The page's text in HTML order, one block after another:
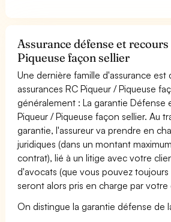
Assurance défense et
Piqueuse façon sellier
Une dernière famille d'assurance est
assurances RC Piqueur / Piqueuse
généralement : La garantie Défense
Piqueur / Piqueuse façon sellier. Au
garantie, l'assureur va prendre en
juridiques (dans un montant
contrat), lié à un litige avec votre
d'avocats (que vous pouvez
seront alors pris en charge par
On distingue la garantie défense de